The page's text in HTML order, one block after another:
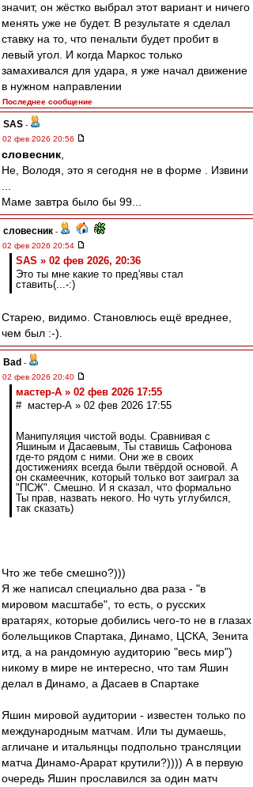
значит, он жёстко выбрал этот вариант и ничего
менять уже не будет. В результате я сделал
ставку на то, что пенальти будет пробит в
левый угол. И когда Маркос только
замахивался для удара, я уже начал движение
в нужном направлении
Последнее сообщение
SAS -
02 фев 2026 20:56
словесник
Не, Володя, это я сегодня не в форме . Извини
Маме завтра было бы 99...
словесник -
02 фев 2026 20:54
SAS » 02 фев 2026, 20:36
Это ты мне какие то пред'явы стал
ставить(...-:)
Старею, видимо. Становлюсь ещё вреднее,
чем был :-).
Bad -
02 фев 2026 20:40
мастер-А » 02 фев 2026 17:55
# мастер-А » 02 фев 2026 17:55
Манипуляция чистой воды. Сравнивая с
Яшиным и Дасаевым, Ты ставишь Сафонова
где-то рядом с ними. Они же в своих
достижениях всегда были твёрдой основой. А
он скамеечник, который только вот заиграл за
"ПСЖ". Смешно. И я сказал, что формально
Ты прав, назвать некого. Но чуть углубился,
так сказать)
Что же тебе смешно?)))
Я же написал специально два раза - "в
мировом масштабе", то есть, о русских
вратарях, которые добились чего-то не в глазах
болельщиков Спартака, Динамо, ЦСКА, Зенита
итд, а на рандомную аудиторию "весь мир")
никому в мире не интересно, что там Яшин
делал в Динамо, а Дасаев в Спартаке
Яшин мировой аудитории - известен только по
международным матчам. Или ты думаешь,
агличане и итальянцы подпольно трансляции
матча Динамо-Арарат крутили?)))) А в первую
очередь Яшин прославился за один матч